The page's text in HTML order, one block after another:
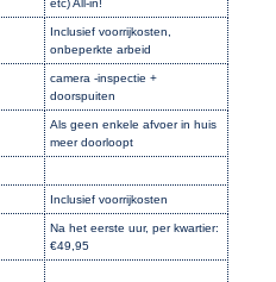
etc) All-in!
Inclusief voorrijkosten,
onbeperkte arbeid
camera -inspectie +
doorspuiten
Als geen enkele afvoer in huis
meer doorloopt
Inclusief voorrijkosten
Na het eerste uur, per kwartier:
€49,95